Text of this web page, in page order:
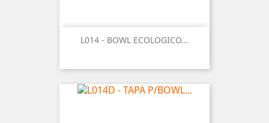
L014 - BOWL ECOLOGICO...